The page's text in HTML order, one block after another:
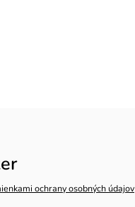
ochrany osobných údajov